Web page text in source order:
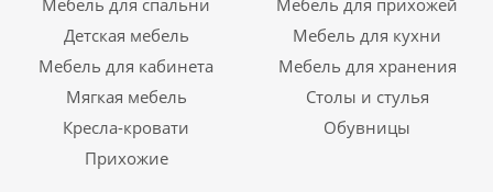
Мебель для спальни
Мебель для прихожей
Детская мебель
Мебель для кухни
Мебель для кабинета
Мебель для хранения
Мягкая мебель
Столы и стулья
Кресла-кровати
Обувницы
Прихожие